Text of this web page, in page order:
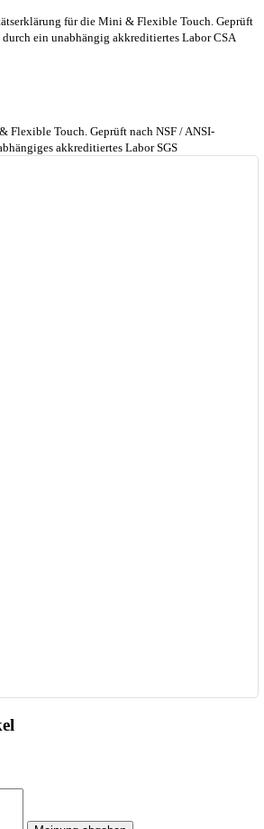
für die Mini & Flexible Touch. Geprüft
ein unabhängig akkreditiertes Labor CSA
Flexible Touch. Geprüft nach NSF / ANSI-
akkreditiertes Labor SGS